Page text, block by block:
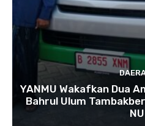
YANMU Wakafkan Dua
Bahrul Ulum
NU